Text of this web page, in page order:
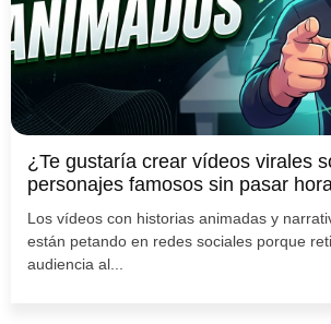
¿Te gustaría crear vídeos virales
personajes famosos sin pasar
Los vídeos con historias animadas y
están petando en redes sociales porque
audiencia al...